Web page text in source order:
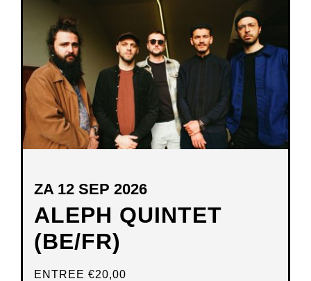
VENSTER
ALEPH QUINTET
(BE/FR)
ZA 12 SEP 2026
ENTREE €20,00